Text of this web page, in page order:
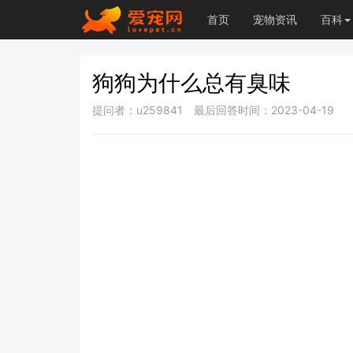
首页 宠物资讯 百科
狗狗为什么总有臭味
提问者：u259841 最后回答时间：2023-04-19